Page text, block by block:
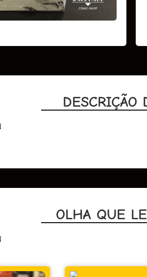
DESCRIÇÃO
OLHA QUE